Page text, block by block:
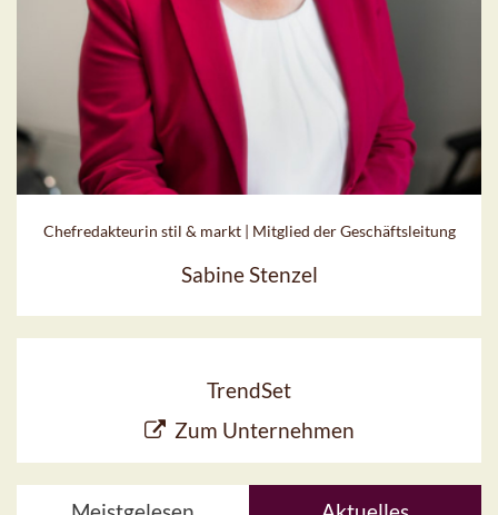
Chefredakteurin stil & markt | Mitglied der Geschäftsleitung
Sabine Stenzel
TrendSet
Zum Unternehmen